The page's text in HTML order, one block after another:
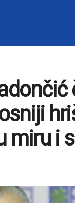
miru i